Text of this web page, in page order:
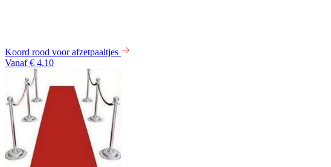
Koord rood voor afzetpaaltjes
Vanaf € 4,10